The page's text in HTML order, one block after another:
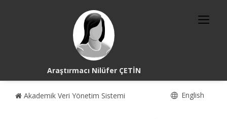
Araştırmacı Nilüfer ÇETİN
Akademik Veri Yönetim Sistemi English